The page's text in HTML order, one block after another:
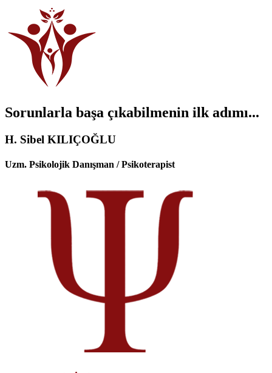
Sorunlarla başa çıkabilmenin ilk adımı...
H. Sibel KILIÇOĞLU
Uzm. Psikolojik Danışman / Psikoterapist